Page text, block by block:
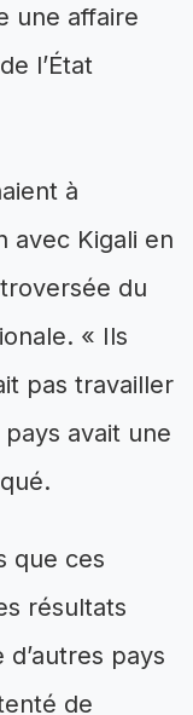
une affaire
l’État
à
avec Kigali en
du
« Ils
pas travailler
avait une
que ces
résultats
pays
de